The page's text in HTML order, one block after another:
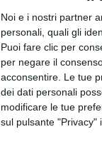
Noi e i nostri partner
personali, quali gli
Puoi fare clic per
per negare il
acconsentire. Le tue
dei dati personali
modificare le tue
sul pulsante "Privacy"